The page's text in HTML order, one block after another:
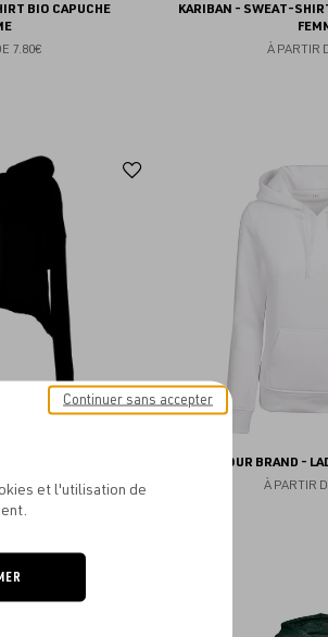
BIO CAPUCHE
7.80€
KARIBAN - SWEAT-
À PARTIR
BUILD YOUR BRAND -
À PARTIR
et l'utilisation de
Continuer sans accepter